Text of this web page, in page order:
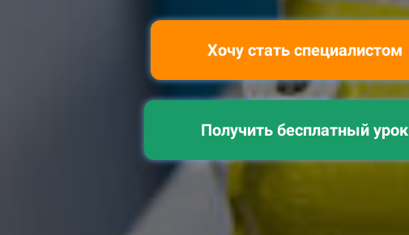
Хочу стать специалистом
Получить бесплатный урок